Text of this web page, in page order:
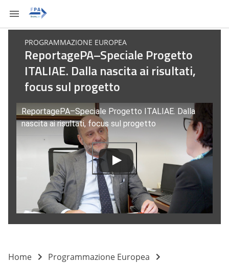
PROGRAMMAZIONE EUROPEA
ReportagePA–Speciale Progetto
ITALIAE. Dalla nascita ai risultati,
focus sul progetto
ReportagePA–Speciale Progetto ITALIAE. Dalla
nascita ai risultati, focus sul progetto
Home
Programmazione Europea